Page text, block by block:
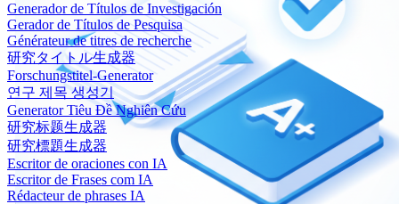
Generador de Títulos de Investigación
Gerador de Títulos de Pesquisa
Générateur de titres de recherche
研究タイトル生成器
Forschungstitel-Generator
연구 제목 생성기
Generator Tiêu Đề Nghiên Cứu
研究标题生成器
研究標題生成器
Escritor de oraciones con IA
Escritor de Frases com IA
Rédacteur de phrases IA